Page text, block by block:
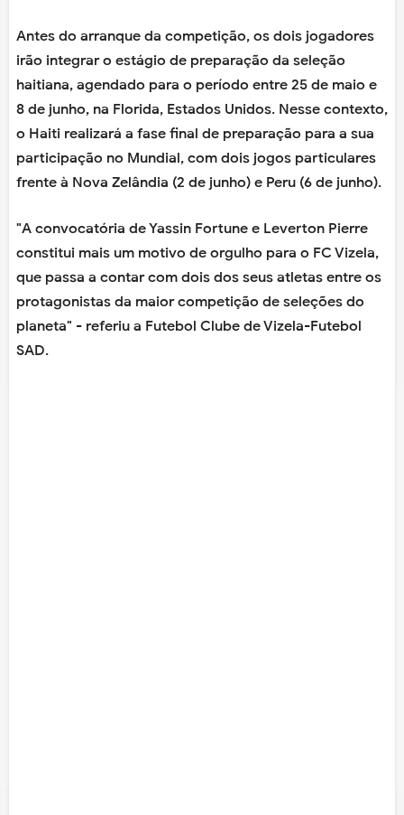
Antes do arranque da competição, os dois jogadores
irão integrar o estágio de preparação da seleção
haitiana, agendado para o período entre 25 de maio e
8 de junho, na Florida, Estados Unidos. Nesse contexto,
o Haiti realizará a fase final de preparação para a sua
participação no Mundial, com dois jogos particulares
frente à Nova Zelândia (2 de junho) e Peru (6 de junho).
"A convocatória de Yassin Fortune e Leverton Pierre
constitui mais um motivo de orgulho para o FC Vizela,
que passa a contar com dois dos seus atletas entre os
protagonistas da maior competição de seleções do
planeta" - referiu a Futebol Clube de Vizela-Futebol
SAD.